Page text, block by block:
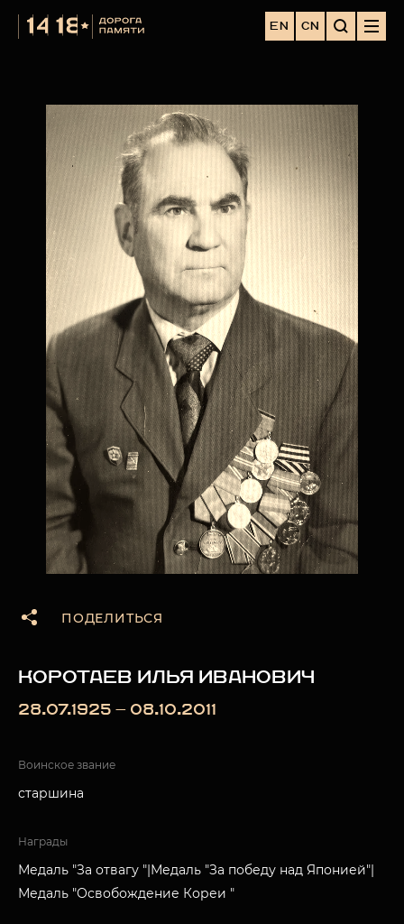
EN CN
ПОДЕЛИТЬСЯ
КОРОТАЕВ ИЛЬЯ ИВАНОВИЧ
28.07.1925 — 08.10.2011
Воинское звание
старшина
Награды
Медаль "За отвагу "|Медаль "За победу над Японией"|
Медаль "Освобождение Кореи "